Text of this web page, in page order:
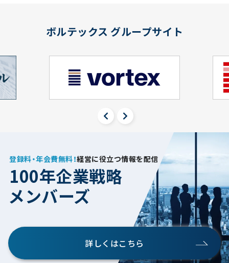
ボルテックス グループサイト
登録料・年会費無料！経営に役立つ情報を配信
100年企業戦略
メンバーズ
詳しくはこちら